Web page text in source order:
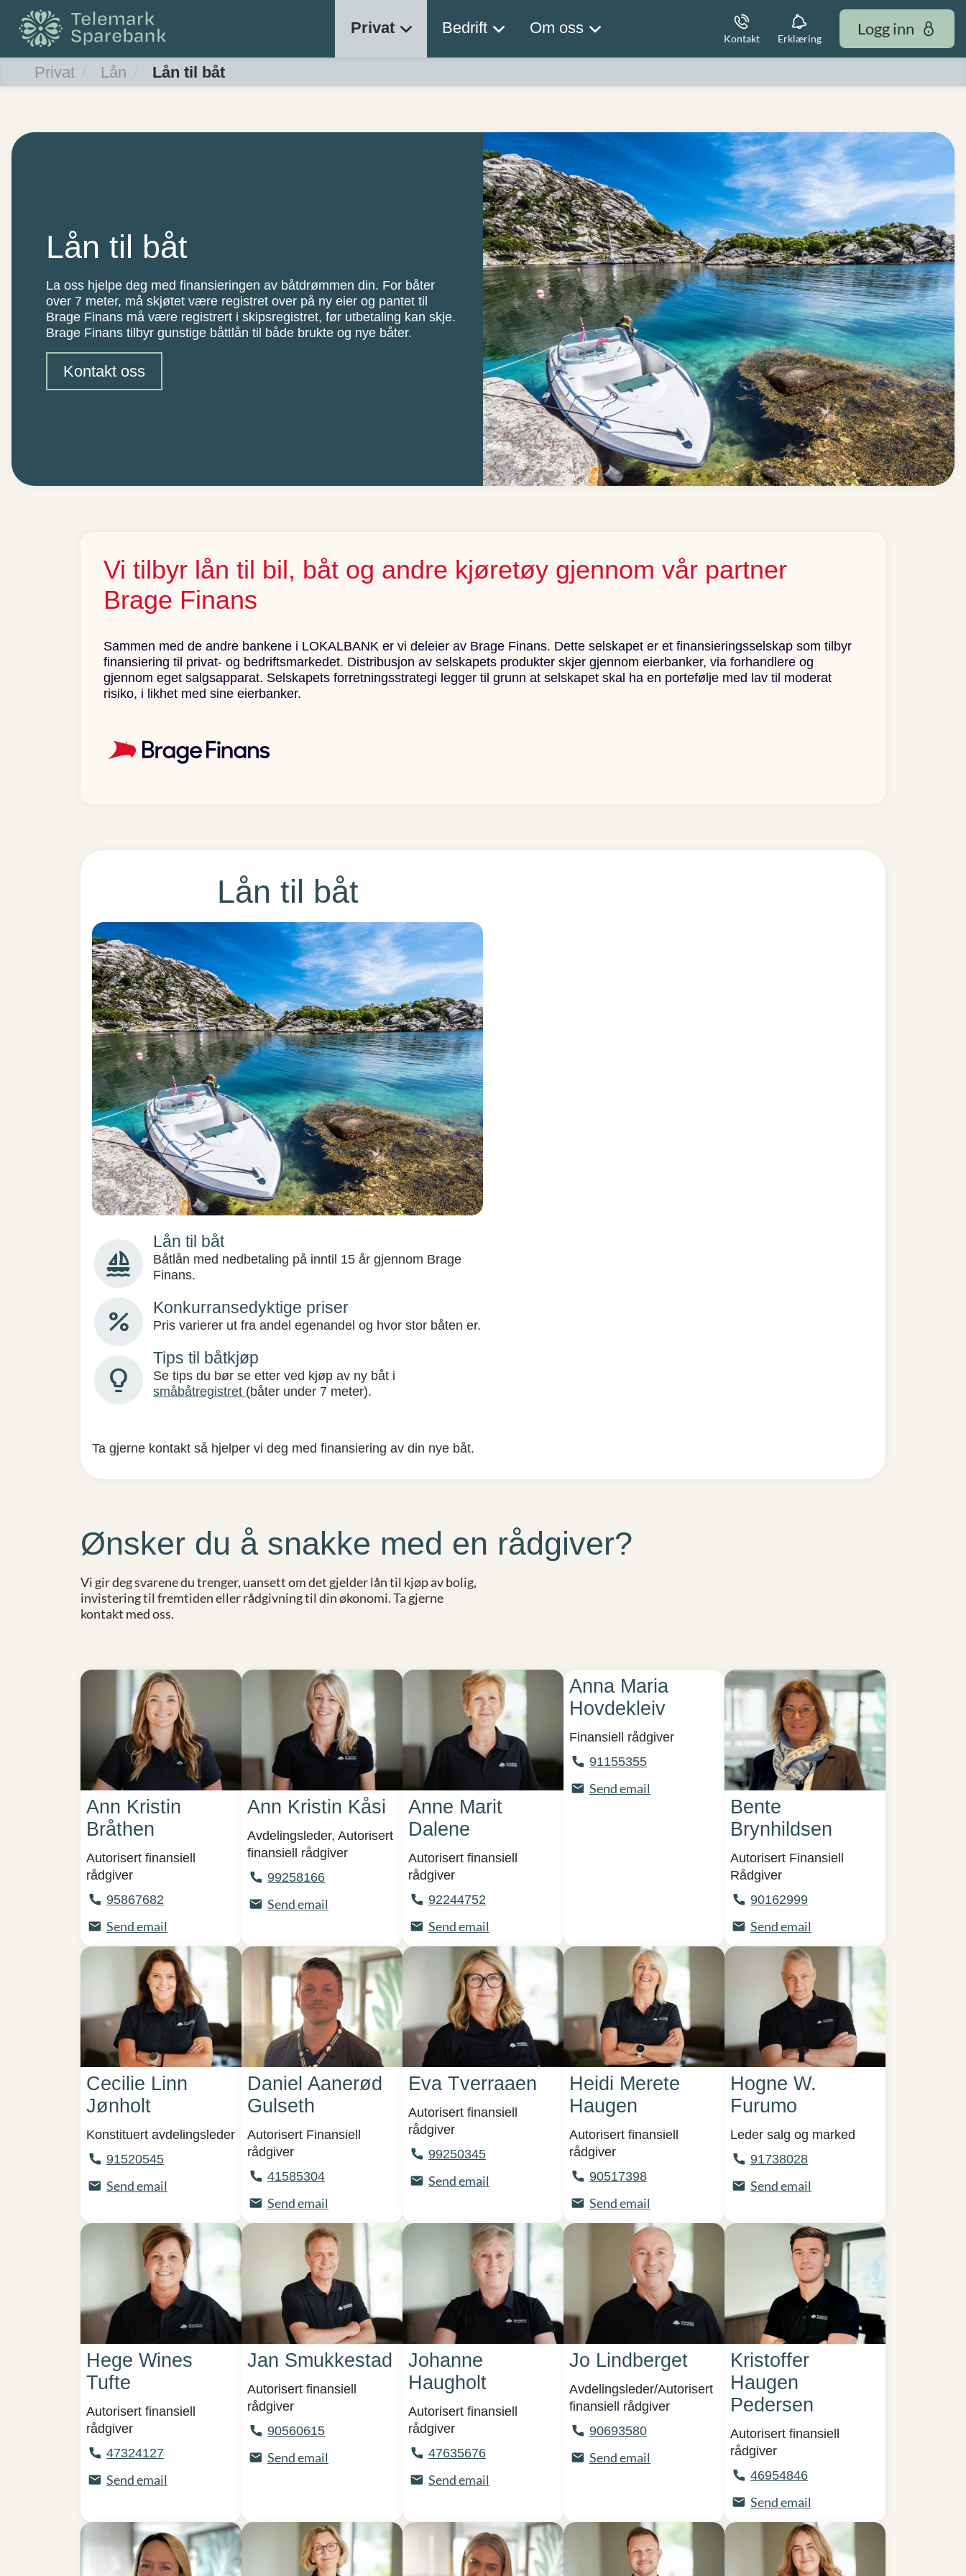
Privat Lån Lån til båt
Privat Bedrift Om oss
Kontakt Erklæring
Logg inn
Lån til båt
La oss hjelpe deg med finansieringen av båtdrømmen din. For båter
over 7 meter, må skjøtet være registret over på ny eier og pantet til
Brage Finans må være registrert i skipsregistret, før utbetaling kan skje.
Brage Finans tilbyr gunstige båttlån til både brukte og nye båter.
Kontakt oss
Vi tilbyr lån til bil, båt og andre kjøretøy gjennom vår partner
Brage Finans
Sammen med de andre bankene i LOKALBANK er vi deleier av Brage Finans. Dette selskapet er et finansieringsselskap som tilbyr
finansiering til privat- og bedriftsmarkedet. Distribusjon av selskapets produkter skjer gjennom eierbanker, via forhandlere og
gjennom eget salgsapparat. Selskapets forretningsstrategi legger til grunn at selskapet skal ha en portefølje med lav til moderat
risiko, i likhet med sine eierbanker.
Lån til båt
sailing
Lån til båt
Båtlån med nedbetaling på inntil 15 år gjennom Brage
Finans.
percent Konkurransedyktige priser
Pris varierer ut fra andel egenandel og hvor stor båten er.
lightbulb_2
Tips til båtkjøp
Se tips du bør se etter ved kjøp av ny båt i
småbåtregistret (båter under 7 meter).
Ta gjerne kontakt så hjelper vi deg med finansiering av din nye båt.
Ønsker du å snakke med en rådgiver?
Vi gir deg svarene du trenger, uansett om det gjelder lån til kjøp av bolig,
invistering til fremtiden eller rådgivning til din økonomi. Ta gjerne
kontakt med oss.
Ann Kristin
Bråthen
Autorisert finansiell
rådgiver
95867682
Send email
Ann Kristin Kåsi
Avdelingsleder, Autorisert
finansiell rådgiver
99258166
Send email
Anne Marit
Dalene
Autorisert finansiell
rådgiver
92244752
Send email
Anna Maria
Hovdekleiv
Finansiell rådgiver
91155355
Send email
Bente
Brynhildsen
Autorisert Finansiell
Rådgiver
90162999
Send email
Cecilie Linn
Jønholt
Konstituert avdelingsleder
91520545
Send email
Daniel Aanerød
Gulseth
Autorisert Finansiell
rådgiver
41585304
Send email
Eva Tverraaen
Autorisert finansiell
rådgiver
99250345
Send email
Heidi Merete
Haugen
Autorisert finansiell
rådgiver
90517398
Send email
Hogne W.
Furumo
Leder salg og marked
91738028
Send email
Hege Wines
Tufte
Autorisert finansiell
rådgiver
47324127
Send email
Jan Smukkestad
Autorisert finansiell
rådgiver
90560615
Send email
Johanne
Haugholt
Autorisert finansiell
rådgiver
47635676
Send email
Jo Lindberget
Avdelingsleder/Autorisert
finansiell rådgiver
90693580
Send email
Kristoffer
Haugen
Pedersen
Autorisert finansiell
rådgiver
46954846
Send email